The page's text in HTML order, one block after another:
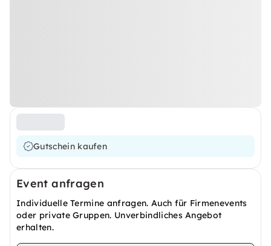
Gutschein kaufen
Event anfragen
Individuelle Termine anfragen. Auch für Firmenevents
oder private Gruppen. Unverbindliches Angebot
erhalten.